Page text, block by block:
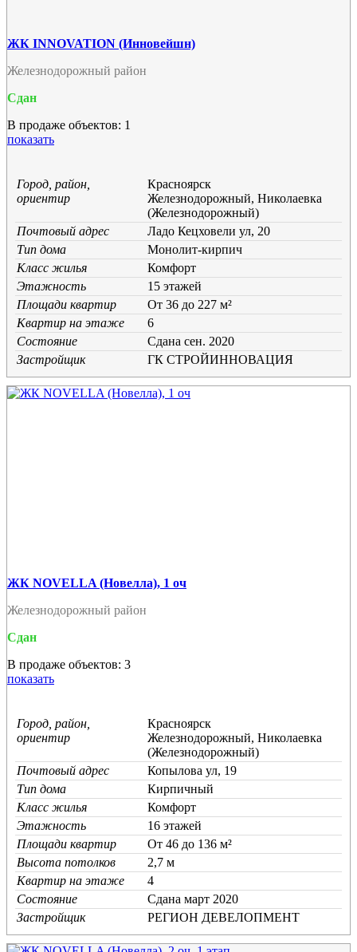
ЖК INNOVATION (Инновейшн)
Железнодорожный район
Сдан
В продаже объектов: 1
показать
Город, район,
ориентир
Красноярск
Железнодорожный, Николаевка
(Железнодорожный)
Почтовый адрес
Ладо Кецховели ул, 20
Тип дома
Монолит-кирпич
Класс жилья
Комфорт
Этажность
15 этажей
Площади квартир
От 36 до 227 м²
Квартир на этаже
6
Состояние
Cдана сен. 2020
Застройщик
ГК СТРОЙИННОВАЦИЯ
ЖК NOVELLA (Новелла), 1 оч
Железнодорожный район
Сдан
В продаже объектов: 3
показать
Город, район,
ориентир
Красноярск
Железнодорожный, Николаевка
(Железнодорожный)
Почтовый адрес
Копылова ул, 19
Тип дома
Кирпичный
Класс жилья
Комфорт
Этажность
16 этажей
Площади квартир
От 46 до 136 м²
Высота потолков
2,7 м
Квартир на этаже
4
Состояние
Cдана март 2020
Застройщик
РЕГИОН ДЕВЕЛОПМЕНТ